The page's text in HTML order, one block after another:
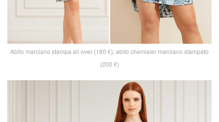
Abito marciano stampa all over (180 €); abito chemisier marciano stampato
(200 €)